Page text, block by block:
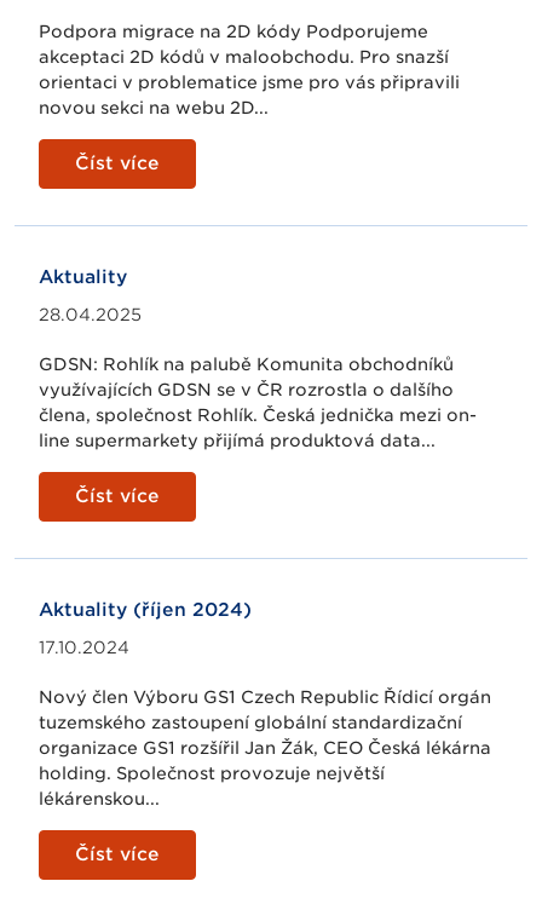
Podpora migrace na 2D kódy Podporujeme
akceptaci 2D kódů v maloobchodu. Pro snazší
orientaci v problematice jsme pro vás připravili
novou sekci na webu 2D...
Číst více
Aktuality
28.04.2025
GDSN: Rohlík na palubě Komunita obchodníků
využívajících GDSN se v ČR rozrostla o dalšího
člena, společnost Rohlík. Česká jednička mezi on-
line supermarkety přijímá produktová data...
Číst více
Aktuality (říjen 2024)
17.10.2024
Nový člen Výboru GS1 Czech Republic Řídicí orgán
tuzemského zastoupení globální standardizační
organizace GS1 rozšířil Jan Žák, CEO Česká lékárna
holding. Společnost provozuje největší
lékárenskou...
Číst více